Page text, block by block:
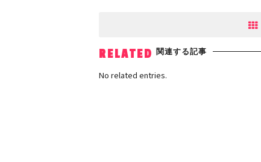
RELATED 関連する記事
No related entries.